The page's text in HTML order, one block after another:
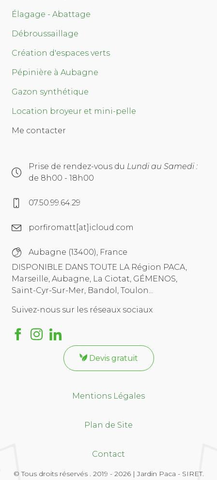
Élagage - Abattage
Débroussaillage
Création d'espaces verts
Pépinière à Aubagne
Gazon synthétique
Location broyeur et mini-pelle
Me contacter
Prise de rendez-vous du Lundi au Samedi :
de 8h00 - 18h00
07.50.99.64.29
porfiromatt[at]icloud.com
Aubagne (13400), France
DISPONIBLE DANS TOUTE LA Région PACA,
Marseille, Aubagne, La Ciotat, GÉMENOS,
Saint-Cyr-Sur-Mer, Bandol, Toulon...
Suivez-nous sur les réseaux sociaux
Devis gratuit
Mentions Légales
Plan de Site
Contact
© Tous droits réservés . 2019 - 2026 | Jardin Paca - SIRET.